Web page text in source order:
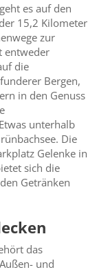
es auf den
15,2 Kilometer
zur
entweder
die
Bergen,
in den Genuss
unterhalb
Die
Gelenke in
sich die
Getränken
das
und